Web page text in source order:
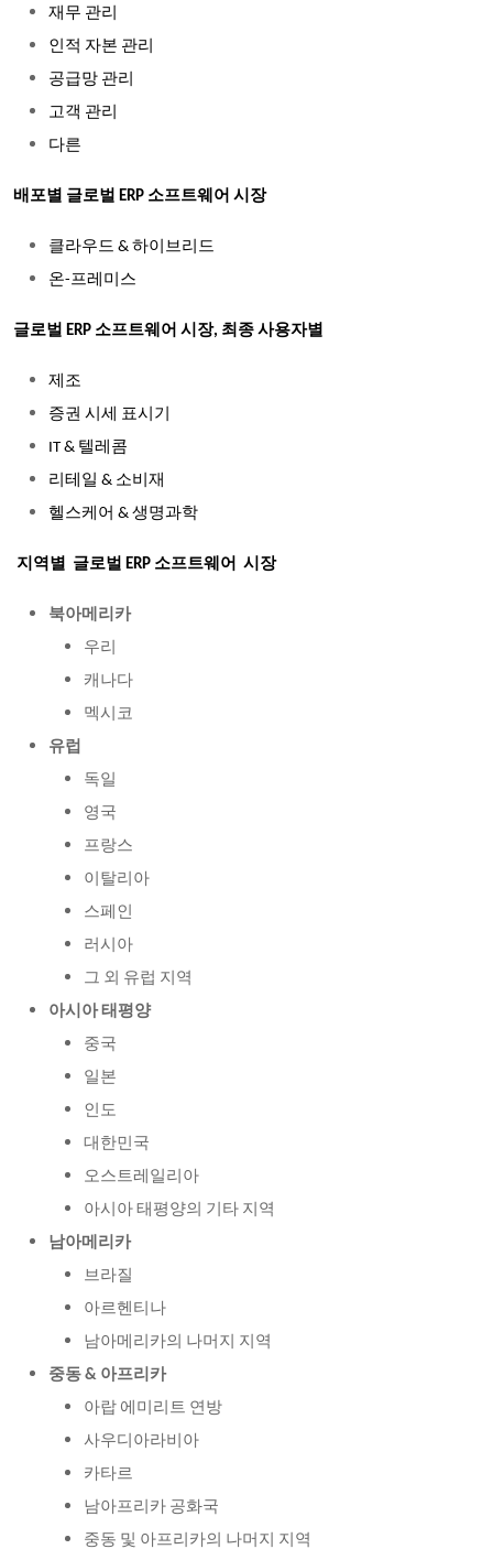
재무 관리
인적 자본 관리
공급망 관리
고객 관리
다른
배포별 글로벌 ERP 소프트웨어 시장
클라우드 & 하이브리드
온-프레미스
글로벌 ERP 소프트웨어 시장, 최종 사용자별
제조
증권 시세 표시기
IT & 텔레콤
리테일 & 소비재
헬스케어 & 생명과학
지역별 글로벌 ERP 소프트웨어 시장
북아메리카
우리
캐나다
멕시코
유럽
독일
영국
프랑스
이탈리아
스페인
러시아
그 외 유럽 지역
아시아 태평양
중국
일본
인도
대한민국
오스트레일리아
아시아 태평양의 기타 지역
남아메리카
브라질
아르헨티나
남아메리카의 나머지 지역
중동 & 아프리카
아랍 에미리트 연방
사우디아라비아
카타르
남아프리카 공화국
중동 및 아프리카의 나머지 지역